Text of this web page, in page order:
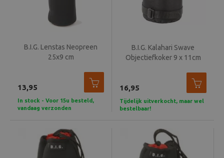
B.I.G. Lenstas Neopreen
25x9 cm
13,95
In stock - Voor 15u besteld,
vandaag verzonden
B.I.G. Kalahari Swave
Objectiefkoker 9 x 11cm
16,95
Tijdelijk uitverkocht, maar wel
bestelbaar!